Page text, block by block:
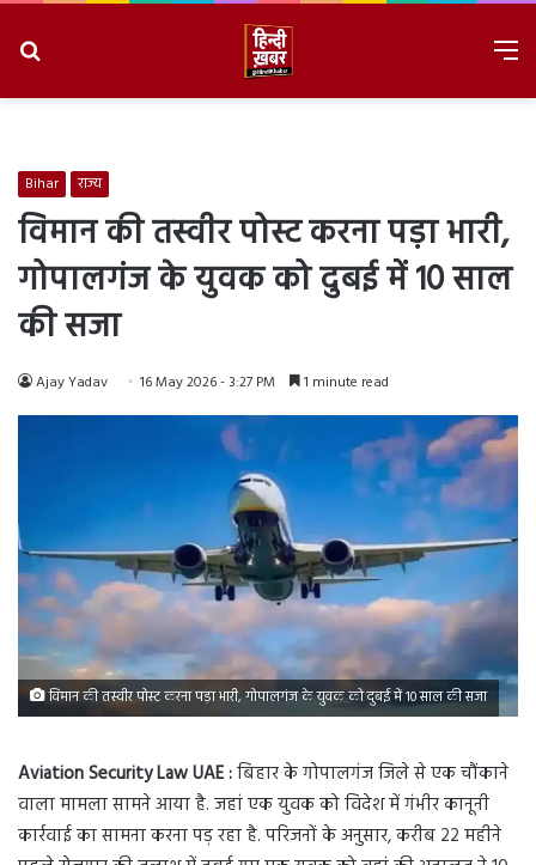
Bihar राज्य
विमान की तस्वीर पोस्ट करना पड़ा भारी,
गोपालगंज के युवक को दुबई में 10 साल
की सजा
Ajay Yadav 16 May 2026 - 3:27 PM 1 minute read
विमान की तस्वीर पोस्ट करना पड़ा भारी, गोपालगंज के युवक को दुबई में 10 साल की सजा
Aviation Security Law UAE :बिहार के गोपालगंज जिले से एक चौंकाने
वाला मामला सामने आया है. जहां एक युवक को विदेश में गंभीर कानूनी
कार्रवाई का सामना करना पड़ रहा है. परिजनों के अनुसार, करीब 22 महीने